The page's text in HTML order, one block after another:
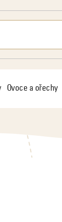
Ovoce a ořechy